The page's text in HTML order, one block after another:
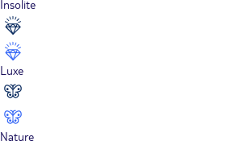
Insolite
Luxe
Nature